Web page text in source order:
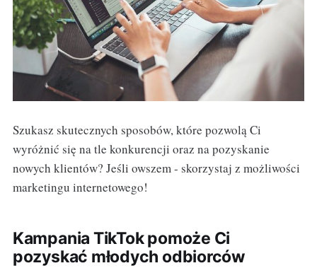
Szukasz skutecznych sposobów, które pozwolą Ci
wyróżnić się na tle konkurencji oraz na pozyskanie
nowych klientów? Jeśli owszem - skorzystaj z możliwości
marketingu internetowego!
Kampania TikTok pomoże Ci
pozyskać młodych odbiorców